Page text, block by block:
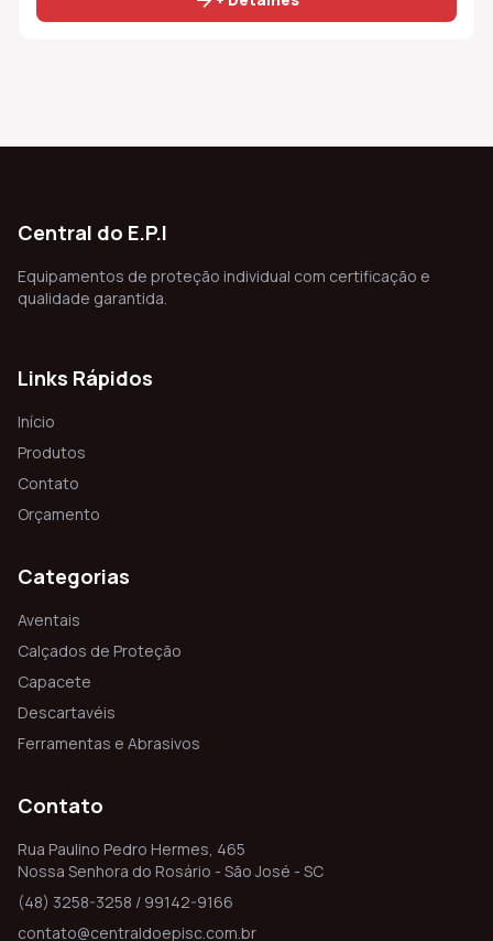
Central do E.P.I
Equipamentos de proteção individual com certificação e
qualidade garantida.
Links Rápidos
Início
Produtos
Contato
Orçamento
Categorias
Aventais
Calçados de Proteção
Capacete
Descartavéis
Ferramentas e Abrasivos
Contato
Rua Paulino Pedro Hermes, 465
Nossa Senhora do Rosário - São José - SC
(48) 3258-3258 / 99142-9166
contato@centraldoepisc.com.br